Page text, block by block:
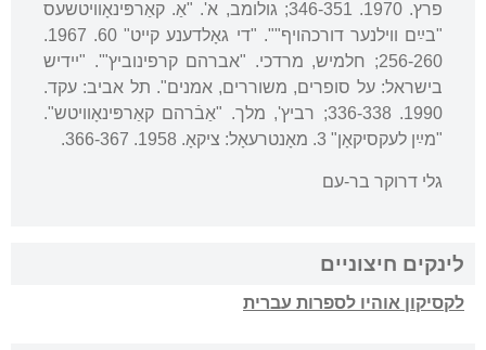
פרץ. 1970. 346-351; גולומב, א'. "אַ. קאַרפּינאָוויטשעס
"בײַם ווילנער דורכהויף"". "די גאָלדענע קייט" 60. 1967.
256-260; חלמיש, מרדכי. "אברהם קרפינוביץ"'. "יידיש
בישראל: על סופרים, משוררים, אמנים". תל אביב: עקד.
1990. 336-338; רביץ', מלך. "אַבֿרהם קאַרפּינאָוויטש".
"מײַן לעקסיקאָן" 3. מאָנטרעאָל: ציקאָ. 1958. 366-367.
גלי דרוקר בר-עם
לינקים חיצוניים
לקסיקון אוהיו לספרות עברית